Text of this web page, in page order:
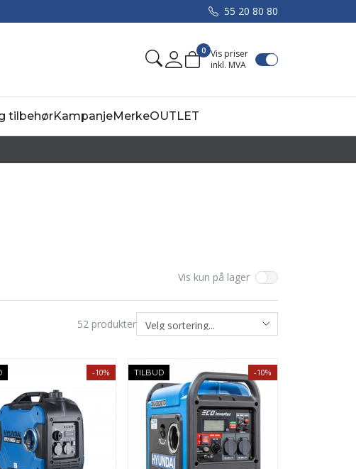
55 20 80 80
Mine sider
0 Vis priser
inkl. MVA
tilbehørKampanjeMerkeOUTLET
Vis kun på lager
52 produkter
-10% TILBUD -10%